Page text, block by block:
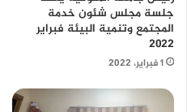
جلسة مجلس شئون خدمة
المجتمع وتنمية البيئة فبراير
٢٠٢٢
1 فبراير، 2022